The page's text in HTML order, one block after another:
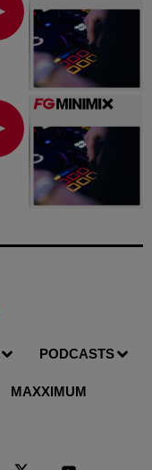
PODCASTS
MAXXIMUM